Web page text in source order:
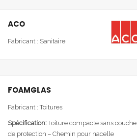
ACO
Fabricant : Sanitaire
FOAMGLAS
Fabricant : Toitures
Spécification:Toiture compacte sans couche
de protection – Chemin pour nacelle